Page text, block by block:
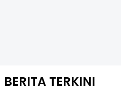
BERITA TERKINI